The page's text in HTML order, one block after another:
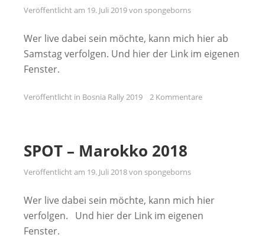
Veröffentlicht am 19. Juli 2019von spongeborns
Wer live dabei sein möchte, kann mich hier ab
Samstag verfolgen. Und hier der Link im eigenen
Fenster.
Veröffentlicht in Bosnia Rally 2019 2 Kommentare
SPOT – Marokko 2018
Veröffentlicht am 19. Juli 2018von spongeborns
Wer live dabei sein möchte, kann mich hier
verfolgen. Und hier der Link im eigenen
Fenster.